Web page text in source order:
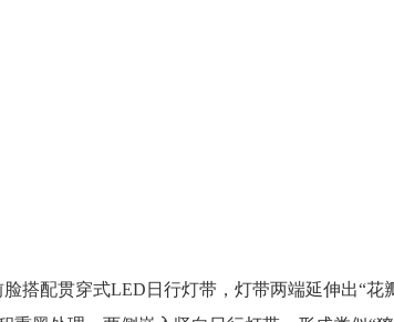
搭配贯穿式LED日行灯带，灯带两端延伸出“花